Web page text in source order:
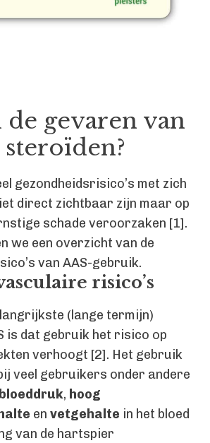
gevaren van
gezondheidsrisico’s met zich
direct zichtbaar zijn maar op
schade veroorzaken [1].
we een overzicht van de
van AAS-gebruik.
risico’s
(lange termijn)
is dat gebruik het risico op
verhoogt [2]. Het gebruik
veel gebruikers onder andere
, hoog
en vetgehalte in het bloed
van de hartspier